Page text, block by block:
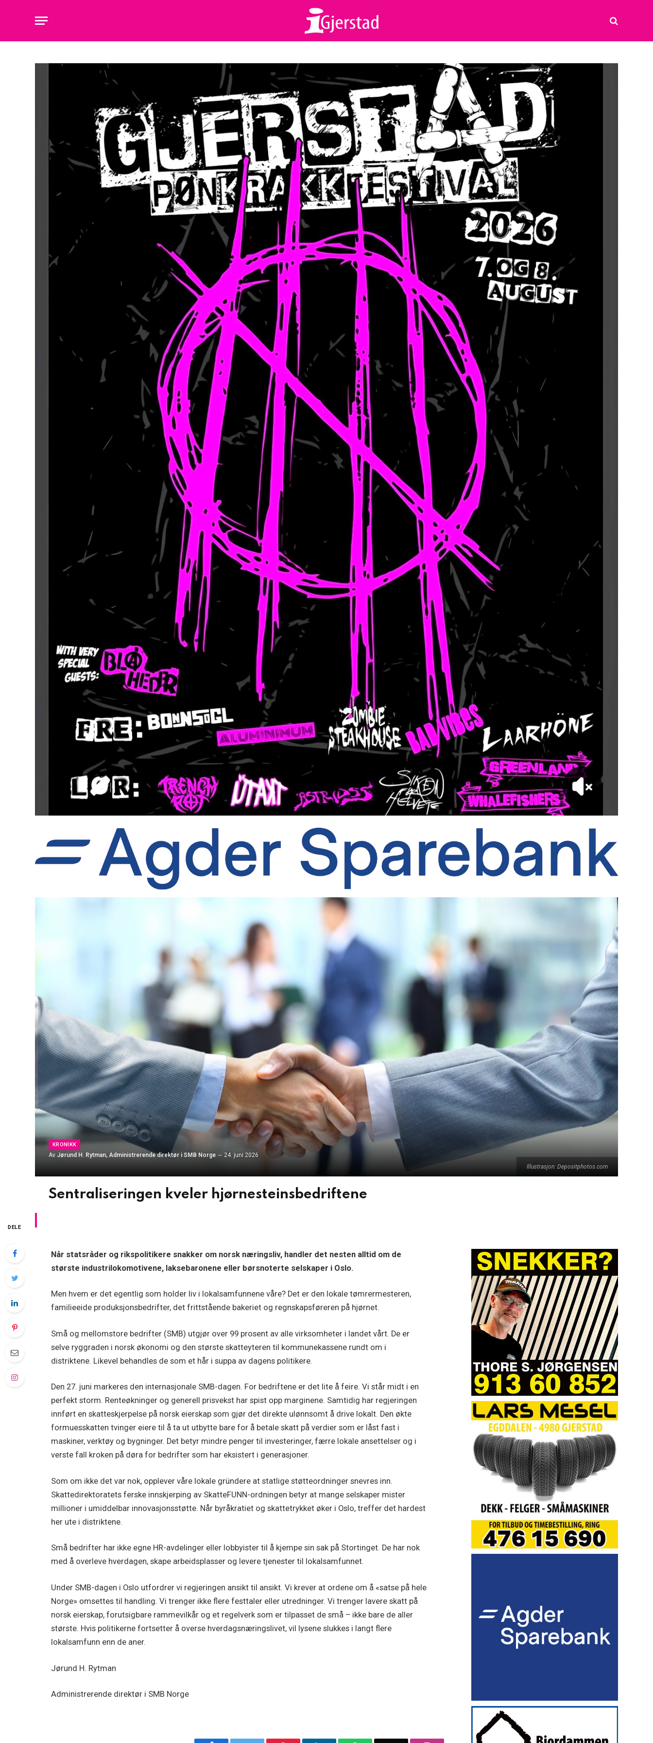
Illustrasjon: Depositphotos.com
KRONIKK
Av Jørund H. Rytman, Administrerende direktør i SMB Norge 24. juni 2026
Sentraliseringen kveler hjørnesteinsbedriftene
DELE
Når statsråder og rikspolitikere snakker om norsk næringsliv, handler det nesten alltid om de
største industrilokomotivene, laksebaronene eller børsnoterte selskaper i Oslo.
Men hvem er det egentlig som holder liv i lokalsamfunnene våre? Det er den lokale tømrermesteren,
familieeide produksjonsbedrifter, det frittstående bakeriet og regnskapsføreren på hjørnet.
Små og mellomstore bedrifter (SMB) utgjør over 99 prosent av alle virksomheter i landet vårt. De er
selve ryggraden i norsk økonomi og den største skatteyteren til kommunekassene rundt om i
distriktene. Likevel behandles de som et hår i suppa av dagens politikere.
Den 27. juni markeres den internasjonale SMB-dagen. For bedriftene er det lite å feire. Vi står midt i en
perfekt storm. Renteøkninger og generell prisvekst har spist opp marginene. Samtidig har regjeringen
innført en skatteskjerpelse på norsk eierskap som gjør det direkte ulønnsomt å drive lokalt. Den økte
formuesskatten tvinger eiere til å ta ut utbytte bare for å betale skatt på verdier som er låst fast i
maskiner, verktøy og bygninger. Det betyr mindre penger til investeringer, færre lokale ansettelser og i
verste fall kroken på døra for bedrifter som har eksistert i generasjoner.
Som om ikke det var nok, opplever våre lokale gründere at statlige støtteordninger snevres inn.
Skattedirektoratets ferske innskjerping av SkatteFUNN-ordningen betyr at mange selskaper mister
millioner i umiddelbar innovasjonsstøtte. Når byråkratiet og skattetrykket øker i Oslo, treffer det hardest
her ute i distriktene.
Små bedrifter har ikke egne HR-avdelinger eller lobbyister til å kjempe sin sak på Stortinget. De har nok
med å overleve hverdagen, skape arbeidsplasser og levere tjenester til lokalsamfunnet.
Under SMB-dagen i Oslo utfordrer vi regjeringen ansikt til ansikt. Vi krever at ordene om å «satse på hele
Norge» omsettes til handling. Vi trenger ikke flere festtaler eller utredninger. Vi trenger lavere skatt på
norsk eierskap, forutsigbare rammevilkår og et regelverk som er tilpasset de små – ikke bare de aller
største. Hvis politikerne fortsetter å overse hverdagsnæringslivet, vil lysene slukkes i langt flere
lokalsamfunn enn de aner.
Jørund H. Rytman
Administrerende direktør i SMB Norge